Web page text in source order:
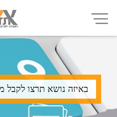
העיקרי
חיפוש